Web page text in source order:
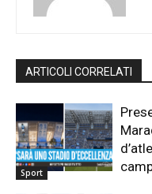
ARTICOLI CORRELATI
Sport